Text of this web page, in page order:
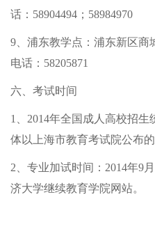
话：58904494；58984970
9、浦东教学点：浦东新区商
电话：58205871
六、考试时间
1、2014年全国成人高校招
体以上海市教育考试院公布的
2、专业加试时间：2014年9
济大学继续教育学院网站。